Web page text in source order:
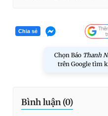
Chia sẻ
Chọn Báo Thanh
trên Google tìm
Bình luận (0)